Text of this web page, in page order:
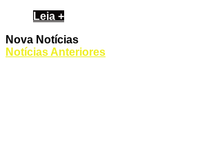
Leia +
Nova Notícias
Notícias Anteriores